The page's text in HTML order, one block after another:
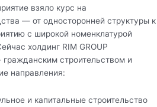
взяло курс на
— от односторонней структуры к
с широкой номенклатурой
холдинг RIM GROUP
строительством и
направления:
и капитальные строительство